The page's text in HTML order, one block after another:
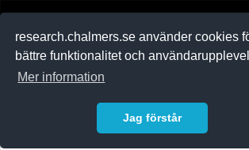
research.chalmers.se använder cookies
bättre funktionalitet och
Mer information
Jag förstår